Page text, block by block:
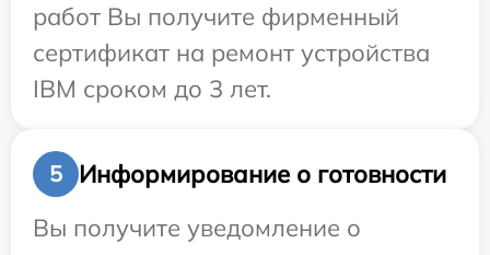
работ Вы получите фирменный
сертификат на ремонт устройства
IBM сроком до 3 лет.
5
Информирование о готовности
Вы получите уведомление о